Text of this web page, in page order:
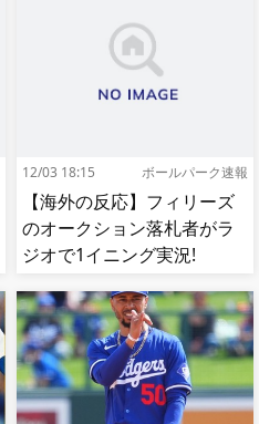
12/03 18:15 ボールパーク速報
【海外の反応】フィリーズ
のオークション落札者がラ
ジオで1イニング実況!